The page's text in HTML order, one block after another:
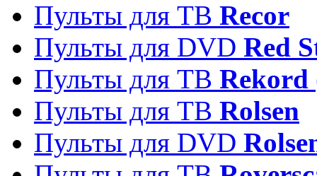
Пульты для ТВ Recor
Пульты для DVD Red
Пульты для ТВ Rekord
Пульты для ТВ Rolsen
Пульты для DVD